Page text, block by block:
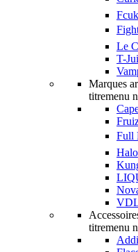
Le
T-
Marques
titremenu
Full
Halo
titremenu